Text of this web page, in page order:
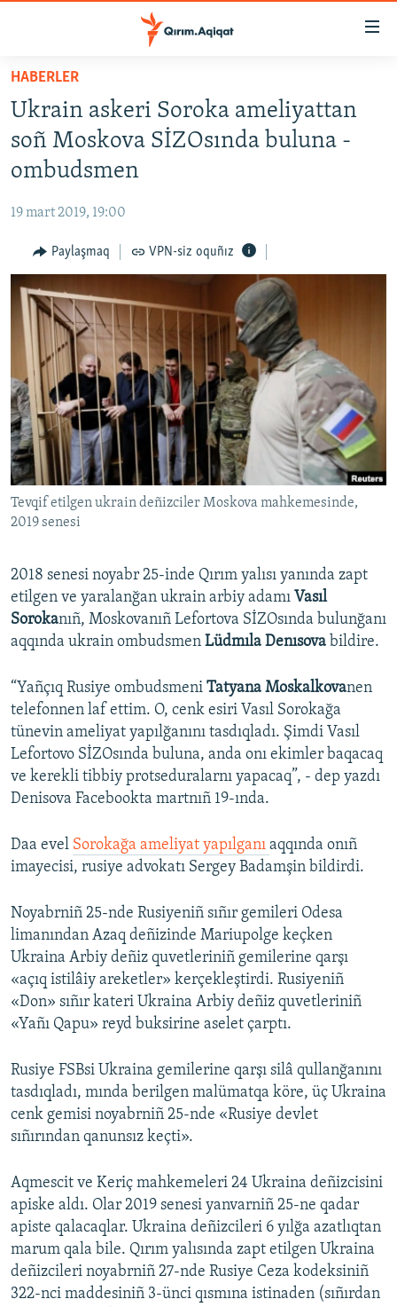
Esas
qaytmaq
Baş
navigatsiyağa
qaytmaq
Qıdıruvğa
HABERLER
İQTİSADİYAT
MEDENİYET
İNSAN AQLARI
VİDEO
SÜRET
BLOGLAR
FİKİR
Русский
Українською
QOŞULIÑIZ!
RFE/RS bütün saytları
HABERLER
Ukrain askeri Soroka ameliyattan
soñ Moskova SİZOsında buluna -
ombudsmen
19 mart 2019, 19:00
Paylaşmaq VPN-siz oquñız
Tevqif etilgen ukrain deñizciler Moskova mahkemesinde,
2019 senesi
2018 senesi noyabr 25-inde Qırım yalısı yanında zapt
etilgen ve yaralanğan ukrain arbiy adamı Vasıl
Sorokanıñ, Moskovanıñ Lefortova SİZOsında bulunğanı
aqqında ukrain ombudsmen Lüdmıla Denısova bildire.
“Yañçıq Rusiye ombudsmeni Tatyana Moskalkovanen
telefonnen laf ettim. O, cenk esiri Vasıl Sorokağa
tünevin ameliyat yapılğanını tasdıqladı. Şimdi Vasıl
Lefortovo SİZOsında buluna, anda onı ekimler baqacaq
ve kerekli tibbiy protseduralarnı yapacaq”, - dep yazdı
Denisova Facebookta martnıñ 19-ında.
Daa evel Sorokağa ameliyat yapılganı aqqında onıñ
imayecisi, rusiye advokatı Sergey Badamşin bildirdi.
Noyabrniñ 25-nde Rusiyeniñ sıñır gemileri Odesa
limanından Azaq deñizinde Mariupolge keçken
Ukraina Arbiy deñiz quvetleriniñ gemilerine qarşı
«açıq istilâiy areketler» kerçekleştirdi. Rusiyeniñ
«Don» sıñır kateri Ukraina Arbiy deñiz quvetleriniñ
«Yañı Qapu» reyd buksirine aselet çarptı.
Rusiye FSBsi Ukraina gemilerine qarşı silâ qullanğanını
tasdıqladı, mında berilgen malümatqa köre, üç Ukraina
cenk gemisi noyabrniñ 25-nde «Rusiye devlet
sıñırından qanunsız keçti».
Aqmescit ve Keriç mahkemeleri 24 Ukraina deñizcisini
apiske aldı. Olar 2019 senesi yanvarniñ 25-ne qadar
apiste qalacaqlar. Ukraina deñizcileri 6 yılğa azatlıqtan
marum qala bile. Qırım yalısında zapt etilgen Ukraina
deñizcileri noyabrniñ 27-nde Rusiye Ceza kodeksiniñ
322-nci maddesiniñ 3-ünci qısmına istinaden (sıñırdan